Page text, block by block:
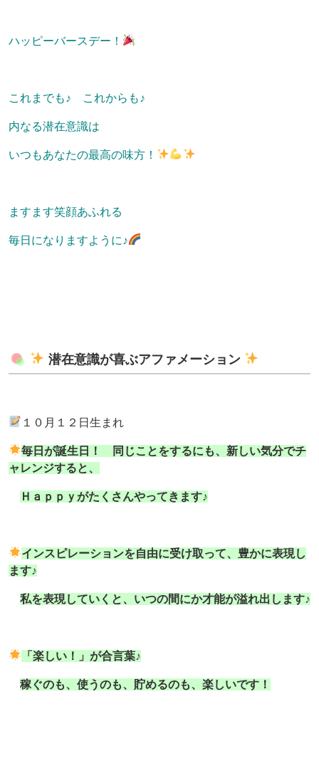
ハッピーバースデー！
これまでも♪ これからも♪
内なる潜在意識は
いつもあなたの最高の味方！
ますます笑顔あふれる
毎日になりますように♪
潜在意識が喜ぶアファメーション
１０月１２日生まれ
毎日が誕生日！ 同じことをするにも、新しい気分でチ
ャレンジすると、
Ｈａｐｐｙ がたくさんやってきます♪
インスピレーションを自由に受け取って、豊かに表現し
ます♪
私を表現していくと、いつの間にか才能が溢れ出します♪
「楽しい！」が合言葉♪
稼ぐのも、使うのも、貯めるのも、楽しいです！